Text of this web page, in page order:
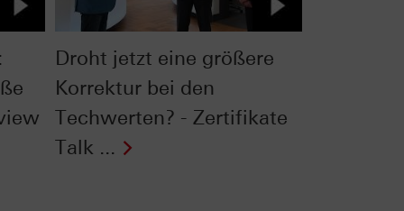
Droht jetzt eine größere
Korrektur bei den
Techwerten? - Zertifikate
Talk ...